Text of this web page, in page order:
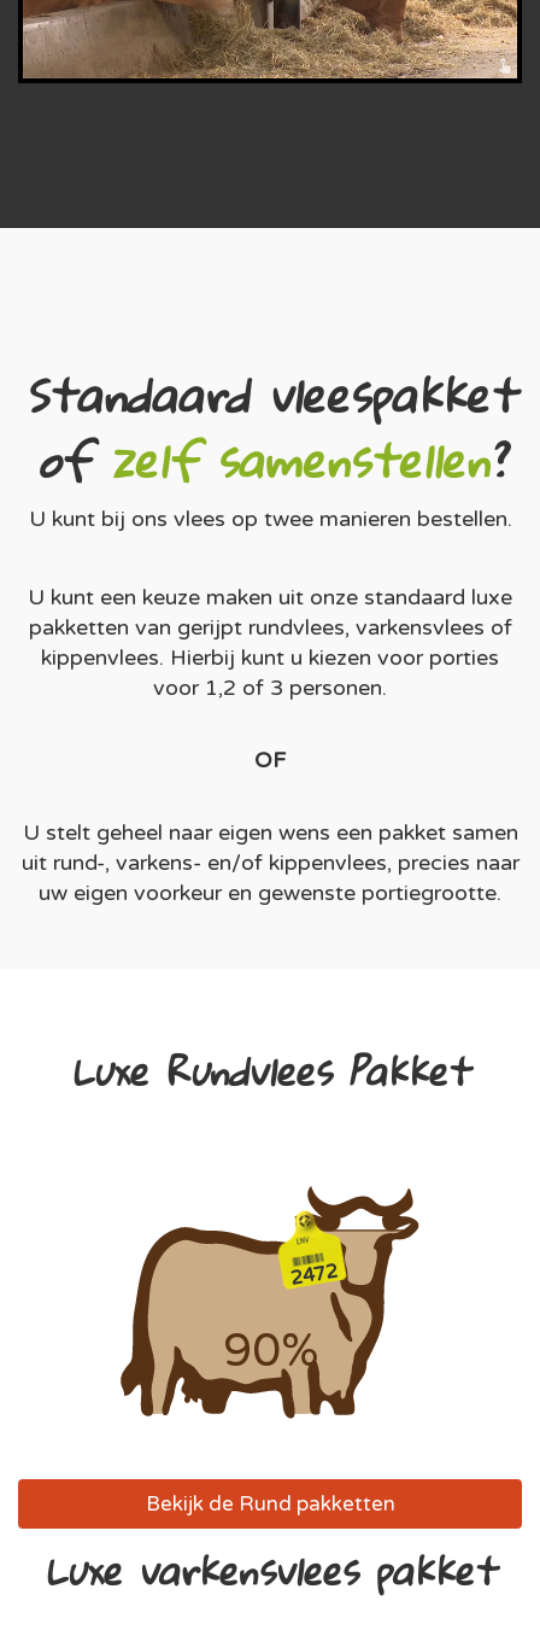
Standaard vleespakket
ofzelf samenstellen?
U kunt bij ons vlees op twee manieren bestellen.
U kunt een keuze maken uit onze standaard luxe
pakketten van gerijpt rundvlees, varkensvlees of
kippenvlees. Hierbij kunt u kiezen voor porties
voor 1,2 of 3 personen.
OF
U stelt geheel naar eigen wens een pakket samen
uit rund-, varkens- en/of kippenvlees, precies naar
uw eigen voorkeur en gewenste portiegrootte.
Luxe Rundvlees Pakket
90%
2472
Bekijk de Rund pakketten
Luxe varkensvlees pakket